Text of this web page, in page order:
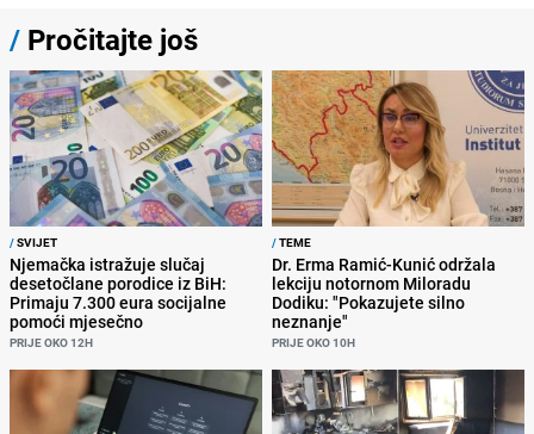
/ Pročitajte još
/SVIJET
Njemačka istražuje slučaj
desetočlane porodice iz BiH:
Primaju 7.300 eura socijalne
pomoći mjesečno
PRIJE OKO 12H
/TEME
Dr. Erma Ramić-Kunić održala
lekciju notornom Miloradu
Dodiku: "Pokazujete silno
neznanje"
PRIJE OKO 10H